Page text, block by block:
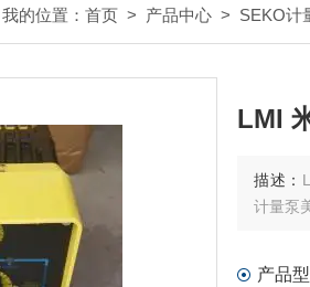
我的位置： 首页 > 产品中心 > SEKO计
LMI
描述：
计量泵
产品型